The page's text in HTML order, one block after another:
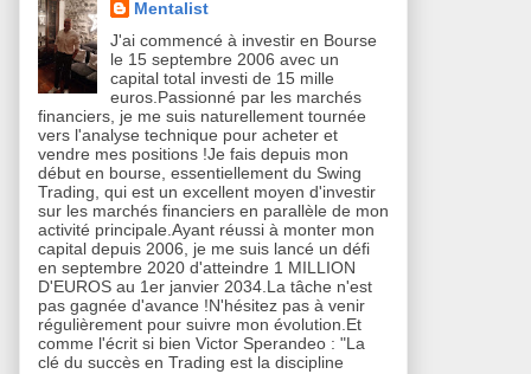
Mentalist
J'ai commencé à investir en Bourse
le 15 septembre 2006 avec un
capital total investi de 15 mille
euros.Passionné par les marchés
financiers, je me suis naturellement tournée
vers l'analyse technique pour acheter et
vendre mes positions !Je fais depuis mon
début en bourse, essentiellement du Swing
Trading, qui est un excellent moyen d'investir
sur les marchés financiers en parallèle de mon
activité principale.Ayant réussi à monter mon
capital depuis 2006, je me suis lancé un défi
en septembre 2020 d'atteindre 1 MILLION
D'EUROS au 1er janvier 2034.La tâche n'est
pas gagnée d'avance !N'hésitez pas à venir
régulièrement pour suivre mon évolution.Et
comme l'écrit si bien Victor Sperandeo : "La
clé du succès en Trading est la discipline